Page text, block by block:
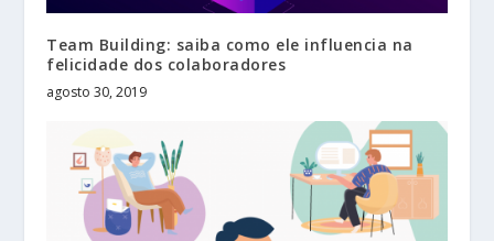
Team Building: saiba como ele influencia na
felicidade dos colaboradores
agosto 30, 2019